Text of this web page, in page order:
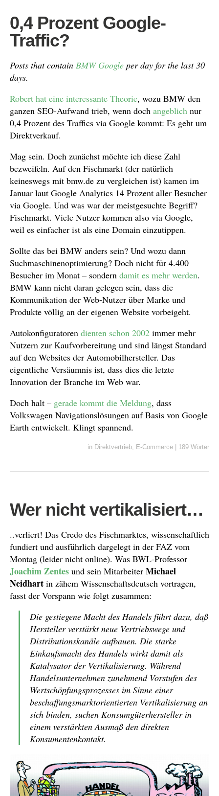
0,4 Prozent Google-
Traffic?
Posts that contain BMW Google per day for the last 30
days.
Robert hat eine interessante Theorie, wozu BMW den
ganzen SEO-Aufwand trieb, wenn doch angeblich nur
0,4 Prozent des Traffics via Google kommt: Es geht um
Direktverkauf.
Mag sein. Doch zunächst möchte ich diese Zahl
bezweifeln. Auf den Fischmarkt (der natürlich
keineswegs mit bmw.de zu vergleichen ist) kamen im
Januar laut Google Analytics 14 Prozent aller Besucher
via Google. Und was war der meistgesuchte Begriff?
Fischmarkt. Viele Nutzer kommen also via Google,
weil es einfacher ist als eine Domain einzutippen.
Sollte das bei BMW anders sein? Und wozu dann
Suchmaschinenoptimierung? Doch nicht für 4.400
Besucher im Monat – sondern damit es mehr werden.
BMW kann nicht daran gelegen sein, dass die
Kommunikation der Web-Nutzer über Marke und
Produkte völlig an der eigenen Website vorbeigeht.
Autokonfiguratoren dienten schon 2002 immer mehr
Nutzern zur Kaufvorbereitung und sind längst Standard
auf den Websites der Automobilhersteller. Das
eigentliche Versäumnis ist, dass dies die letzte
Innovation der Branche im Web war.
Doch halt – gerade kommt die Meldung, dass
Volkswagen Navigationslösungen auf Basis von Google
Earth entwickelt. Klingt spannend.
in Direktvertrieb E-Commerce | 189 Wörter
Wer nicht vertikalisiert…
..verliert! Das Credo des Fischmarktes, wissenschaftlich
fundiert und ausführlich dargelegt in der FAZ vom
Montag (leider nicht online). Was BWL-Professor
Joachim Zentes und sein Mitarbeiter Michael
Neidhart in zähem Wissenschaftsdeutsch vortragen,
fasst der Vorspann wie folgt zusammen:
Die gestiegene Macht des Handels führt dazu, daß
Hersteller verstärkt neue Vertriebswege und
Distributionskanäle aufbauen. Die starke
Einkaufsmacht des Handels wirkt damit als
Katalysator der Vertikalisierung. Während
Handelsunternehmen zunehmend Vorstufen des
Wertschöpfungsprozesses im Sinne einer
beschaffungsmarktorientierten Vertikalisierung an
sich binden, suchen Konsumgüterhersteller in
einem verstärkten Ausmaß den direkten
Konsumentenkontakt.